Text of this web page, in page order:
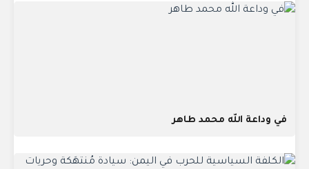
في وداعة الله محمد طاهر